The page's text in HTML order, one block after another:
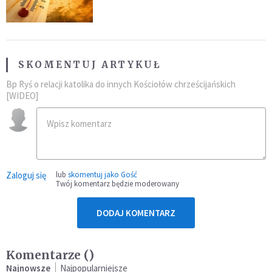
SKOMENTUJ ARTYKUŁ
Bp Ryś o relacji katolika do innych Kościołów chrześcijańskich
[WIDEO]
Zaloguj się lub skomentuj jako Gość
Twój komentarz będzie moderowany
DODAJ KOMENTARZ
Komentarze ()
Najnowsze Najpopularniejsze